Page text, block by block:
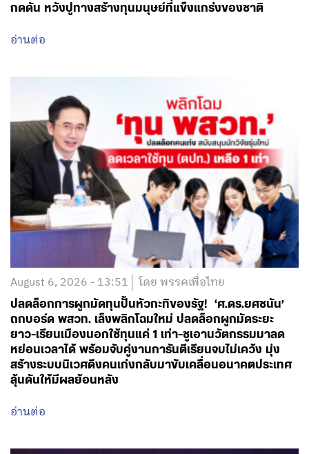
กดดัน หวังปูทางสร้างทุนมนุษย์ที่แข็งแกร่งของชาติ
อ่านต่อ
August 6, 2026 - 13:51 โดย พรรคเพื่อไทย
ปลดล็อกการผูกมัดทุนปั้นหัวกะทิของรัฐ! ‘ศ.ดร.ยศชนัน’
ถกบอร์ด พสวท. เล็งพลิกโฉมใหม่ ปลดล็อกผูกมัดระยะ
ยาว-เรียนเมืองนอกใช้ทุนแค่ 1 เท่า-ชูเอานวัตกรรมมาลด
หย่อนเวลาได้ พร้อมจับคู่งานการันตีเรียนจบไม่เคว้ง มุ่ง
สร้างระบบนิเวศดึงคนเก่งกลับมาขับเคลื่อนอนาคตประเทศ
ลุ้นดันให้มีผลย้อนหลัง
อ่านต่อ